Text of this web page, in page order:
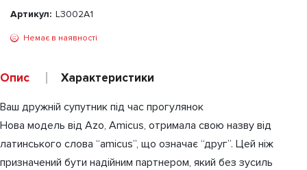
Артикул: L3002A1
Немає в наявності
Опис Характеристики
Ваш дружній супутник під час прогулянок
Нова модель від Azo, Amicus, отримала свою назву від
латинського слова “amicus”, що означає “друг”. Цей ніж
призначений бути надійним партнером, який без зусиль